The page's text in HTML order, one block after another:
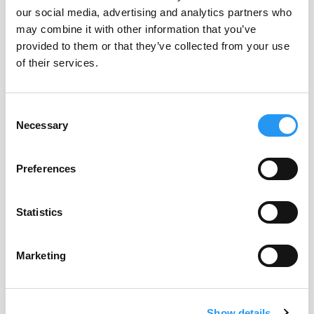
our social media, advertising and analytics partners who
may combine it with other information that you’ve
provided to them or that they’ve collected from your use
of their services.
Selection
Necessary
Preferences
Statistics
Marketing
Was Kunden über uns
sagen
Führende Hersteller vertrauen PartSpace AI. So